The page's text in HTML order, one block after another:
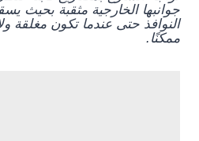
جوانبها الخارجية مثقبة بحيث
النوافذ حتى عندما تكون مغلقة
ممكنًا.